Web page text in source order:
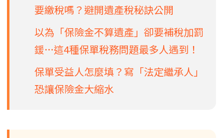
要繳稅嗎？避開遺產稅秘訣公開
以為「保險金不算遺產」卻要補稅加罰
鍰…這4種保單稅務問題最多人遇到！
保單受益人怎麼填？寫「法定繼承人」
恐讓保險金大縮水